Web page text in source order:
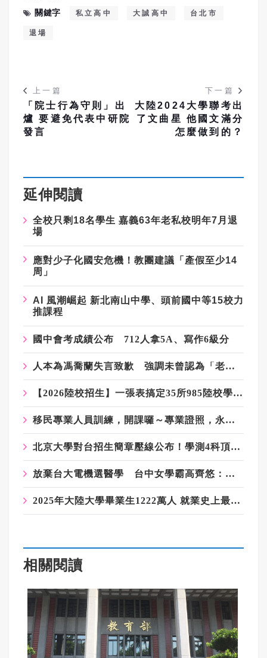
關鍵字
私立高中 大誠高中 台北市
退場
上一篇
「院士行為守則」出
爐 要避免代表中研院
發言
下一篇
大陸2024大學聯考出
了文曲星 他國文滿分
怎麼做到的？
延伸閱讀
全校只剩18名學生 嘉義63年老私校明年7月退
場
應對少子化國安危機！教團建議「產假至少14
周」
AI 風潮崛起 新北南山中學、頭前國中等15校力
推課程
國中會考成績公布 712人拿5A、寫作6級分
人本為馮喬蘭失言致歉 強調未曾認為「老師被冤枉沒關係」
【2026陸校招生】一張表搞定35所985陸校學測門檻、錄取名額！武漢大學等3校免面試
移民專業人員訓練，開課囉～專業證照，永久有效！
北京大學對台招生簡章壓線公布！學測4科頂標、名額「寧缺毋濫」
放棄台大電機選醫學 台中女學霸高齊悠：我更想治癒人心
2025年大陸大學畢業生1222萬人 就業史上最難的一年
相關閱讀